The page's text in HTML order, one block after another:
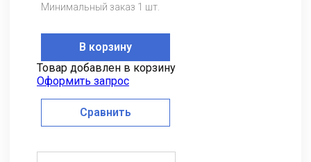
Минимальный заказ 1 шт.
В корзину
Товар добавлен в корзину
Оформить запрос
Сравнить